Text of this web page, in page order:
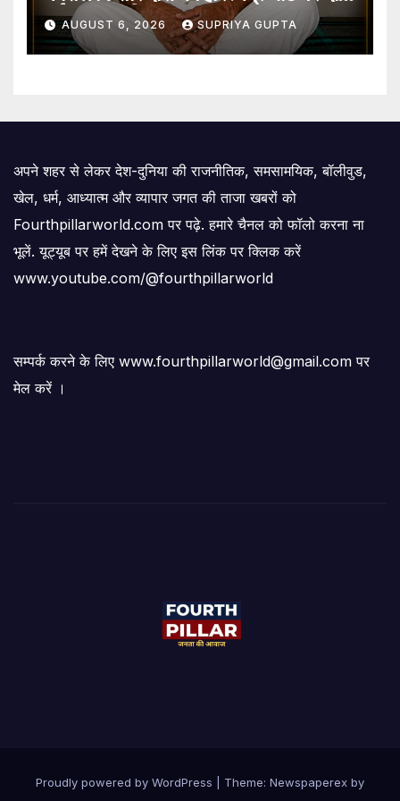
गई जल समाधि
AUGUST 6, 2026 SUPRIYA GUPTA
अपने शहर से लेकर देश-दुनिया की राजनीतिक, समसामयिक, बॉलीवुड,
खेल, धर्म, आध्यात्म और व्यापार जगत की ताजा खबरों को
Fourthpillarworld.com पर पढ़े. हमारे चैनल को फॉलो करना ना
भूलें. यूट्यूब पर हमें देखने के लिए इस लिंक पर क्लिक करें
www.youtube.com/@fourthpillarworld
सम्पर्क करने के लिए www.fourthpillarworld@gmail.com पर
मेल करें ।
Proudly powered by WordPress
Theme: Newspaperex by